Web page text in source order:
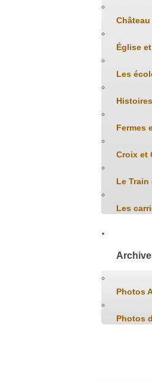
Église
Les
Fermes
Croix et
Le Train
Les
Photos
Photos